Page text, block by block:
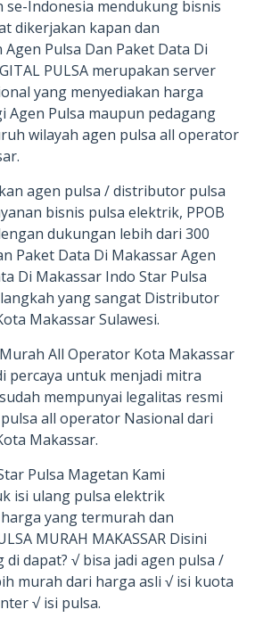
Indonesia mendukung bisnis
dikerjakan kapan dan
Pulsa Dan Paket Data Di
PULSA merupakan server
yang menyediakan harga
Agen Pulsa maupun pedagang
wilayah agen pulsa all operator
agen pulsa / distributor pulsa
bisnis pulsa elektrik, PPOB
dukungan lebih dari 300
Paket Data Di Makassar Agen
Di Makassar Indo Star Pulsa
yang sangat Distributor
Makassar Sulawesi.
All Operator Kota Makassar
percaya untuk menjadi mitra
mempunyai legalitas resmi
all operator Nasional dari
Makassar.
Pulsa Magetan Kami
isi ulang pulsa elektrik
yang termurah dan
MURAH MAKASSAR Disini
di dapat? √ bisa jadi agen pulsa /
murah dari harga asli √ isi kuota
√ isi pulsa.